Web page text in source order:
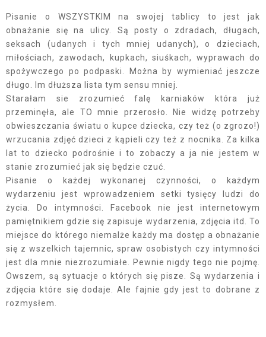
Pisanie o WSZYSTKIM na swojej tablicy to jest jak
obnażanie się na ulicy. Są posty o zdradach, długach,
seksach (udanych i tych mniej udanych), o dzieciach,
miłościach, zawodach, kupkach, siuśkach, wyprawach do
spożywczego po podpaski. Można by wymieniać jeszcze
długo. Im dłuższa lista tym sensu mniej.
Starałam sie zrozumieć falę karniaków która już
przeminęła, ale TO mnie przerosło. Nie widzę potrzeby
obwieszczania światu o kupce dziecka, czy też (o zgrozo!)
wrzucania zdjęć dzieci z kąpieli czy też z nocnika. Za kilka
lat to dziecko podrośnie i to zobaczy a ja nie jestem w
stanie zrozumieć jak się będzie czuć.
Pisanie o każdej wykonanej czynności, o każdym
wydarzeniu jest wprowadzeniem setki tysięcy ludzi do
życia. Do intymności. Facebook nie jest internetowym
pamiętnikiem gdzie się zapisuje wydarzenia, zdjęcia itd. To
miejsce do którego niemalże każdy ma dostęp a obnażanie
się z wszelkich tajemnic, spraw osobistych czy intymności
jest dla mnie niezrozumiałe. Pewnie nigdy tego nie pojmę.
Owszem, są sytuacje o których się pisze. Są wydarzenia i
zdjęcia które się dodaje. Ale fajnie gdy jest to dobrane z
rozmysłem.